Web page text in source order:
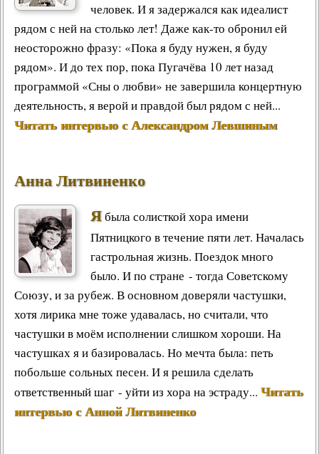
человек. И я задержался как идеалист
рядом с ней на столько лет! Даже как-то обронил ей
неосторожно фразу: «Пока я буду нужен, я буду
рядом». И до тех пор, пока Пугачёва 10 лет назад
программой «Сны о любви» не завершила концертную
деятельность, я верой и правдой был рядом с ней...
Читать интервью с Александром Левшиным
Анна Литвиненко
Ябыла солисткой хора имени
Пятницкого в течение пяти лет. Началась
гастрольная жизнь. Поездок много
было. И по стране - тогда Советскому
Союзу, и за рубеж. В основном доверяли частушки,
хотя лирика мне тоже удавалась, но считали, что
частушки в моём исполнении слишком хороши. На
частушках я и базировалась. Но мечта была: петь
побольше сольных песен. И я решила сделать
ответственный шаг - уйти из хора на эстраду... Читать
интервью с Анной Литвиненко